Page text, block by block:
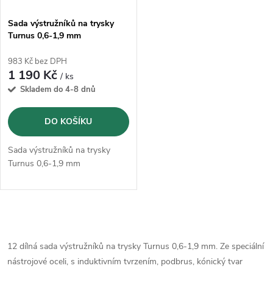
p
r
o
d
u
k
ů
s
p
r
o
d
u
k
ů
Sada výstružníků na trysky
Turnus 0,6-1,9 mm
983 Kč bez DPH
1 190 Kč/ ks
Skladem do 4-8 dnů
DO KOŠÍKU
Sada výstružníků na trysky
Turnus 0,6-1,9 mm
v
12 dílná sada výstružníků na trysky Turnus 0,6-1,9 mm. Ze speciální
nástrojové oceli, s induktivním tvrzením, podbrus, kónický tvar